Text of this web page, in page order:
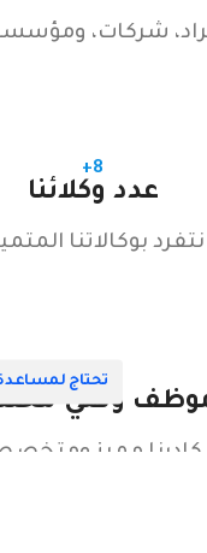
شركات،
8+
عدد وكلائنا
نتفرد بوكالاتنا
36+
وفني
كادرنا مميز
تحتاج